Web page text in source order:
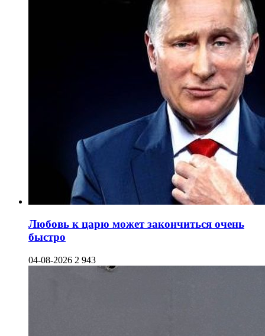
Любовь к царю может закончиться очень
быстро
04-08-2026 2 943